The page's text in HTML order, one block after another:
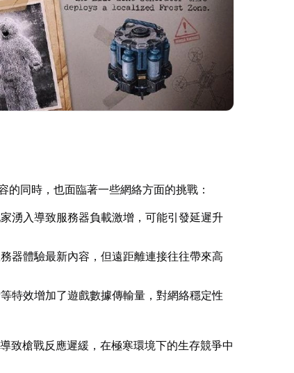
同時，也面臨著一些網絡方面的挑戰：
湧入導致服務器負載激增，可能引發延遲升
器體驗最新內容，但遠距離連接往往帶來高
特效增加了遊戲數據傳輸量，對網絡穩定性
致槍戰反應遲緩，在極寒環境下的生存競爭中